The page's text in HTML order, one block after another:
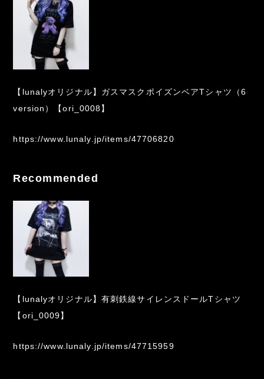
【lunalyオリジナル】ガスマスクポイズンベアTシャツ（6
version）【ori_0008】
https://www.lunaly.jp/items/47706820
Recommended
【lunalyオリジナル】有刺鉄線サイレンスドールTシャツ
【ori_0009】
https://www.lunaly.jp/items/47715959